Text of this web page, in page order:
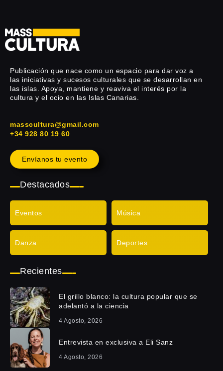
Publicación que nace como un espacio para dar voz a
las iniciativas y sucesos culturales que se desarrollan en
las islas. Apoya, mantiene y reaviva el interés por la
cultura y el ocio en las Islas Canarias.
masscultura@gmail.com
+34 928 80 19 60
Envíanos tu evento
Destacados
Eventos Música
Danza Deportes
Recientes
El grillo blanco: la cultura popular que se
adelantó a la ciencia
4 Agosto, 2026
Entrevista en exclusiva a Eli Sanz
4 Agosto, 2026